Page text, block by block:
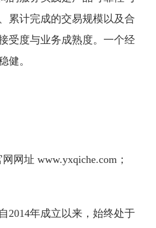
累计完成的交易规模以及合
受度与业务成熟度。一个经
健。
网址 www.yxqiche.com；
2014年成立以来，始终处于